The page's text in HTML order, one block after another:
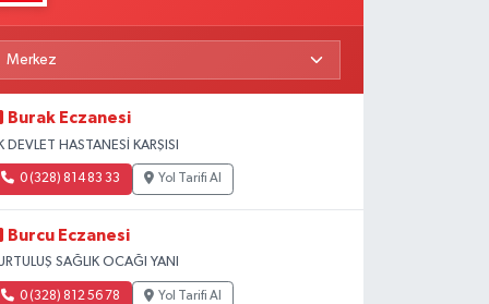
Burak Eczanesi
DEVLET HASTANESİ KARŞISI
0 (328) 814 83 33 Yol Tarifi Al
Burcu Eczanesi
SAĞLIK OCAĞI YANI
0 (328) 812 56 78 Yol Tarifi Al